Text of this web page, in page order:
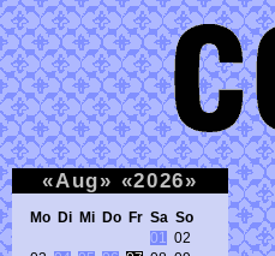
«Aug» «2026»
Mo Di Mi Do Fr Sa So
01
02